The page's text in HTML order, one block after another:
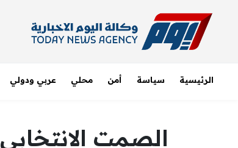
الرئيسية سياسة أمن محلي عربي ودولي
الصمت